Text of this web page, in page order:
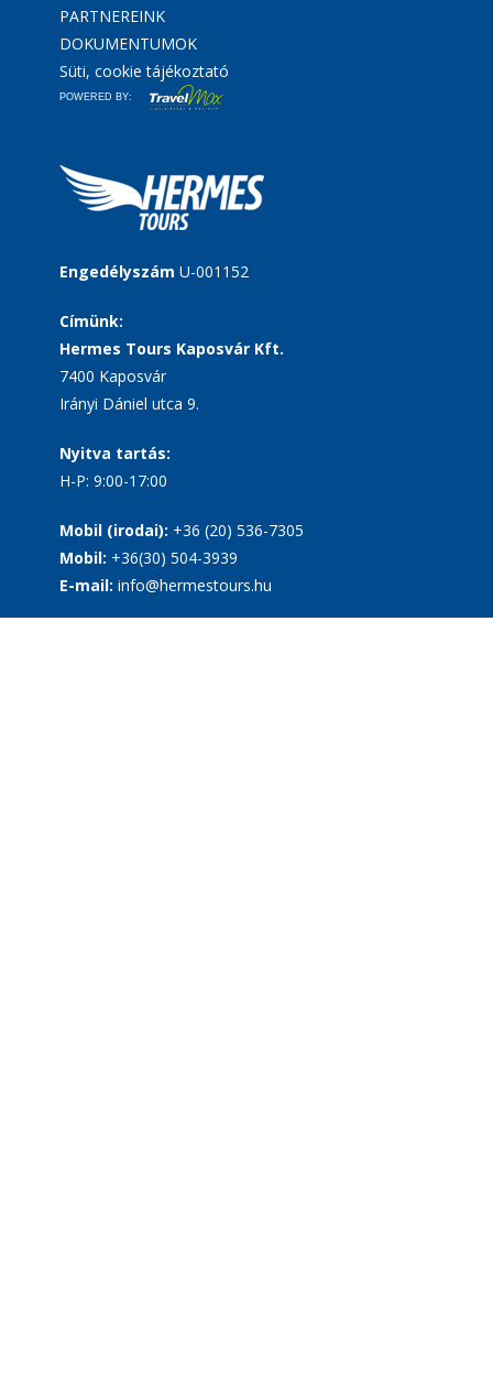
PARTNEREINK
DOKUMENTUMOK
Süti, cookie tájékoztató
POWERED BY:
Engedélyszám U-001152
Címünk:
Hermes Tours Kaposvár Kft.
7400 Kaposvár
Irányi Dániel utca 9.
Nyitva tartás:
H-P: 9:00-17:00
Mobil (irodai): +36 (20) 536-7305
Mobil: +36(30) 504-3939
E-mail: info@hermestours.hu